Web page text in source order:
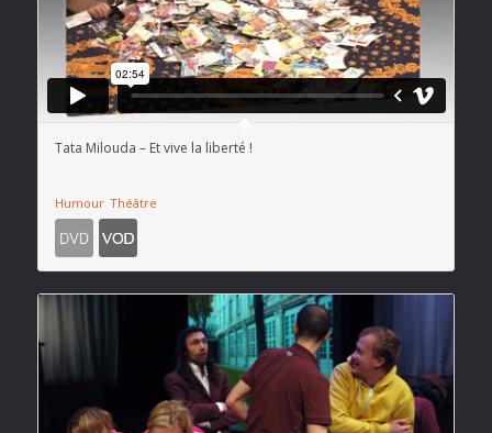
Tata Milouda – Et vive la liberté !
Humour Théâtre